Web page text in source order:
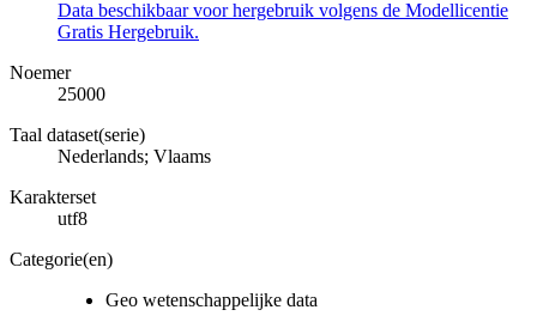
Data beschikbaar voor hergebruik volgens de Modellicentie
Gratis Hergebruik.
Noemer
25000
Taal dataset(serie)
Nederlands; Vlaams
Karakterset
utf8
Categorie(en)
Geo wetenschappelijke data